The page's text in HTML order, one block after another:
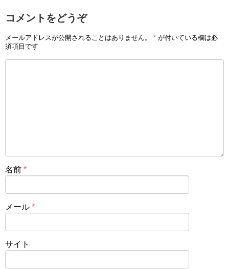
コメントをどうぞ
メールアドレスが公開されることはありません。 * が付いている欄は必
須項目です
名前 *
メール *
サイト